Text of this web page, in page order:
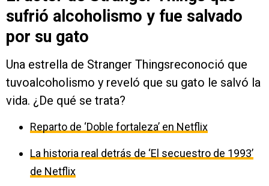
sufrió alcoholismo y fue salvado
por su gato
Una estrella de Stranger Thingsreconoció que
tuvoalcoholismo y reveló que su gato le salvó la
vida. ¿De qué se trata?
Reparto de ‘Doble fortaleza’ en Netflix
La historia real detrás de ‘El secuestro de 1993’
de Netflix